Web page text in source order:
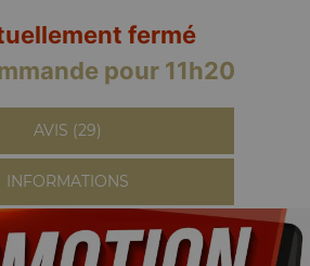
fermé
pour 11h20
AVIS (29)
INFORMATIONS